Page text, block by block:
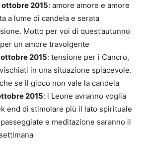
ottobre 2015: amore amore e amore
a lume di candela e serata
Motto per voi di quest’autunno
un amore travolgente
2015: tensione per i Cancro,
in una situazione spiacevole.
se il gioco non vale la candela
2015: i Leone avranno voglia
end di stimolare più il lato spirituale
e meditazione saranno il